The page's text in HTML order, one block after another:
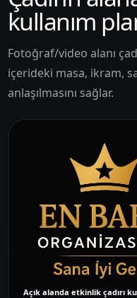
kullanım
Fotoğraf/video alanı
içerideki masa, ikram,
anlaşılmasını sağlar.
Açık alanda etkinlik çadırı